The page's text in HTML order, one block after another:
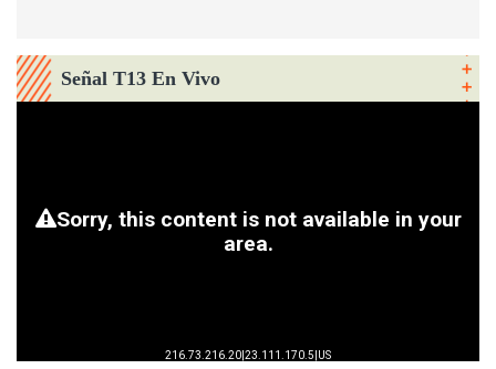
Señal T13 En Vivo